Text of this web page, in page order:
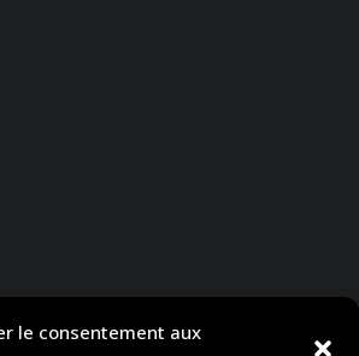
le consentement aux